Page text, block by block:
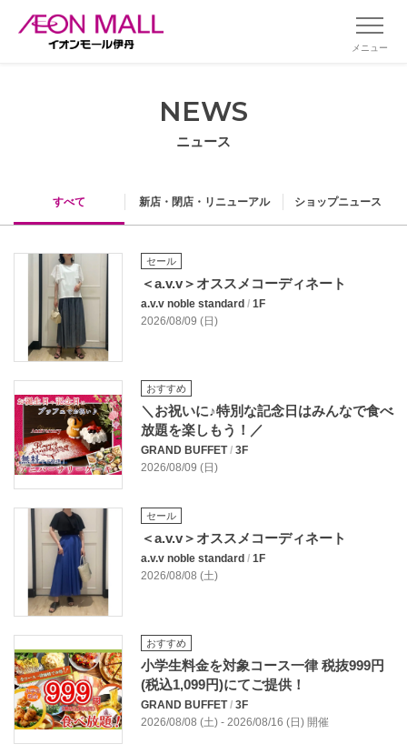
メニュー
NEWS
ニュース
すべて 新店・閉店・リニューアル ショップニュース
セール
＜a.v.v＞オススメコーディネート
a.v.v noble standard / 1F
2026/08/09 (日)
おすすめ
＼お祝いに♪特別な記念日はみんなで食べ
放題を楽しもう！／
GRAND BUFFET / 3F
2026/08/09 (日)
セール
＜a.v.v＞オススメコーディネート
a.v.v noble standard / 1F
2026/08/08 (土)
おすすめ
小学生料金を対象コース一律 税抜999円
(税込1,099円)にてご提供！
GRAND BUFFET / 3F
2026/08/08 (土) - 2026/08/16 (日) 開催